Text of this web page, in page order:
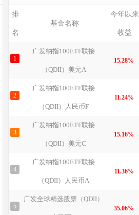
排
名
基金名称
今年以来
收益
1
广发纳指100ETF联接
（QDII）美元A
15.28%
2
广发纳指100ETF联接
（QDII）人民币F
11.24%
3
广发纳指100ETF联接
（QDII）美元C
15.16%
4
广发纳指100ETF联接
（QDII）人民币A
11.36%
5
广发全球精选股票（QDII）
35.06%